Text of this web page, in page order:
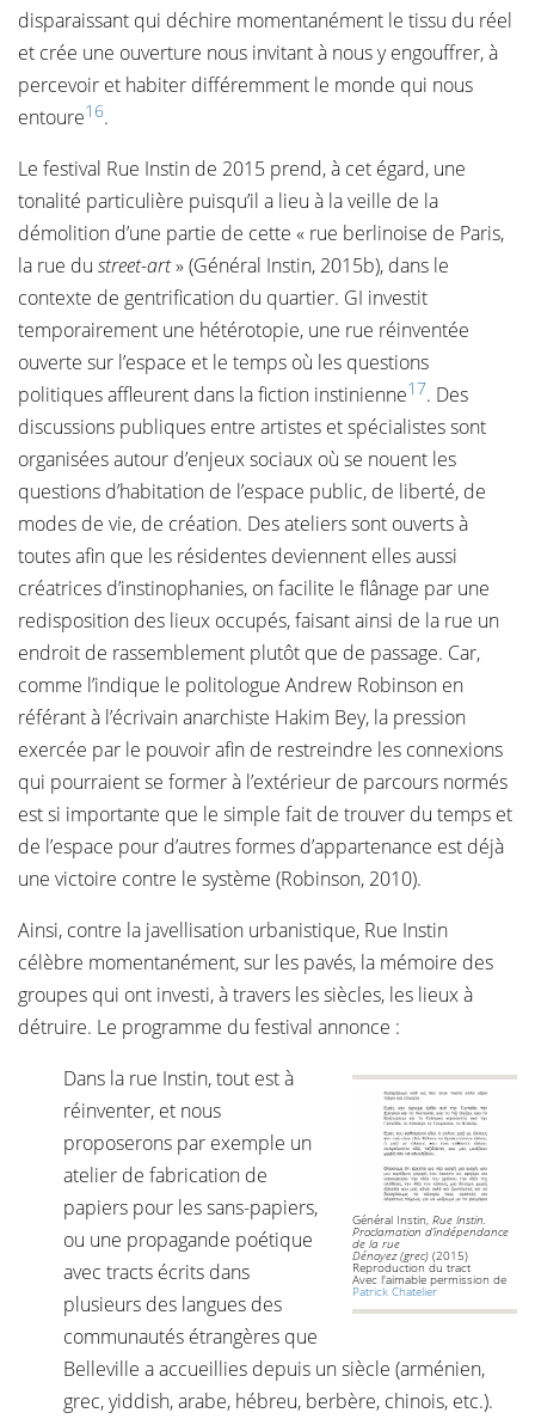
disparaissant qui déchire momentanément le tissu du réel
et crée une ouverture nous invitant à nous y engouffrer, à
percevoir et habiter différemment le monde qui nous
entoure16.
Le festival Rue Instin de 2015 prend, à cet égard, une
tonalité particulière puisqu’il a lieu à la veille de la
démolition d’une partie de cette « rue berlinoise de Paris,
la rue du street-art» (Général Instin, 2015b), dans le
contexte de gentrification du quartier. GI investit
temporairement une hétérotopie, une rue réinventée
ouverte sur l’espace et le temps où les questions
politiques affleurent dans la fiction instinienne17. Des
discussions publiques entre artistes et spécialistes sont
organisées autour d’enjeux sociaux où se nouent les
questions d’habitation de l’espace public, de liberté, de
modes de vie, de création. Des ateliers sont ouverts à
toutes afin que les résidentes deviennent elles aussi
créatrices d’instinophanies, on facilite le flânage par une
redisposition des lieux occupés, faisant ainsi de la rue un
endroit de rassemblement plutôt que de passage. Car,
comme l’indique le politologue Andrew Robinson en
référant à l’écrivain anarchiste Hakim Bey, la pression
exercée par le pouvoir afin de restreindre les connexions
qui pourraient se former à l’extérieur de parcours normés
est si importante que le simple fait de trouver du temps et
de l’espace pour d’autres formes d’appartenance est déjà
une victoire contre le système (Robinson, 2010).
Ainsi, contre la javellisation urbanistique, Rue Instin
célèbre momentanément, sur les pavés, la mémoire des
groupes qui ont investi, à travers les siècles, les lieux à
détruire. Le programme du festival annonce :
Général Instin,Rue Instin.
Proclamation d’indépendance
de la rue
Dénoyez(grec) (2015)
Reproduction du tract
Avec l'aimable permission de
Patrick Chatelier
Dans la rue Instin, tout est à
réinventer, et nous
proposerons par exemple un
atelier de fabrication de
papiers pour les sans-papiers,
ou une propagande poétique
avec tracts écrits dans
plusieurs des langues des
communautés étrangères que
Belleville a accueillies depuis un siècle (arménien,
grec, yiddish, arabe, hébreu, berbère, chinois, etc.).